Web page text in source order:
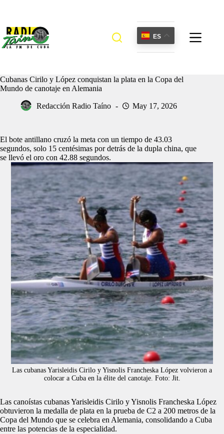
ES
Cubanas Cirilo y López conquistan la plata en la Copa del
Mundo de canotaje en Alemania
Redacción Radio Taíno May 17, 2026
El bote antillano cruzó la meta con un tiempo de 43.03
segundos, solo 15 centésimas por detrás de la dupla china, que
se llevó el oro con 42.88 segundos.
Las cubanas Yarisleidis Cirilo y Yisnolis Francheska López volvieron a
colocar a Cuba en la élite del canotaje. Foto: Jit.
Las canoístas cubanas Yarisleidis Cirilo y Yisnolis Francheska López
obtuvieron la medalla de plata en la prueba de C2 a 200 metros de la
Copa del Mundo que se celebra en Alemania, consolidando a Cuba
entre las potencias de la especialidad.